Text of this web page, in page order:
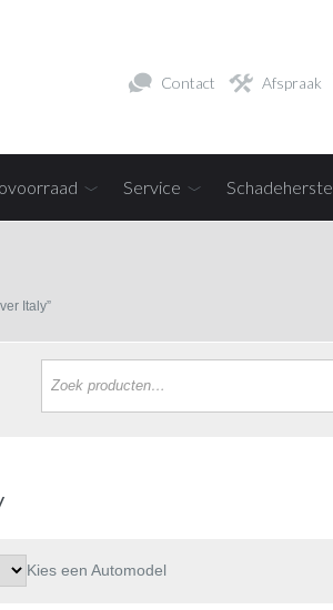
Contact Afspraak
Service
Italy”
Kies een Automodel